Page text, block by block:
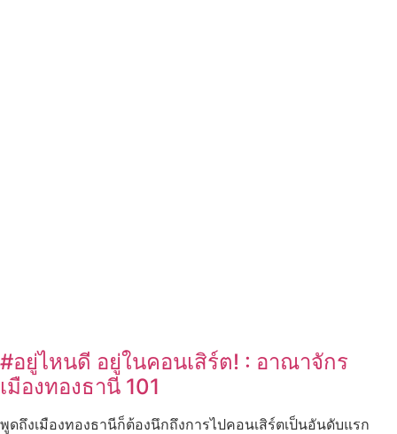
#อยู่ไหนดี อยู่ในคอนเสิร์ต! : อาณาจักร
เมืองทองธานี 101
พูดถึงเมืองทองธานีก็ต้องนึกถึงการไปคอนเสิร์ตเป็นอันดับแรก